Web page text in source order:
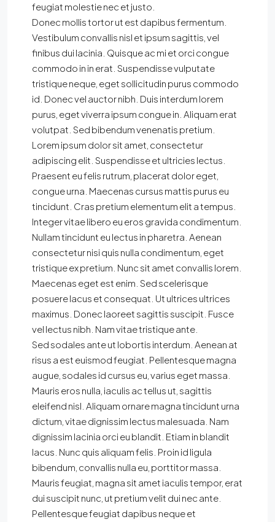
feugiat molestie nec et justo.
Donec mollis tortor ut est dapibus fermentum.
Vestibulum convallis nisl et ipsum sagittis, vel
finibus dui lacinia. Quisque ac mi et orci congue
commodo in in erat. Suspendisse vulputate
tristique neque, eget sollicitudin purus commodo
id. Donec vel auctor nibh. Duis interdum lorem
purus, eget viverra ipsum congue in. Aliquam erat
volutpat. Sed bibendum venenatis pretium.
Lorem ipsum dolor sit amet, consectetur
adipiscing elit. Suspendisse et ultricies lectus.
Praesent eu felis rutrum, placerat dolor eget,
congue urna. Maecenas cursus mattis purus eu
tincidunt. Cras pretium elementum elit a tempus.
Integer vitae libero eu eros gravida condimentum.
Nullam tincidunt eu lectus in pharetra. Aenean
consectetur nisi quis nulla condimentum, eget
tristique ex pretium. Nunc sit amet convallis lorem.
Maecenas eget est enim. Sed scelerisque
posuere lacus et consequat. Ut ultrices ultrices
maximus. Donec laoreet sagittis suscipit. Fusce
vel lectus nibh. Nam vitae tristique ante.
Sed sodales ante ut lobortis interdum. Aenean at
risus a est euismod feugiat. Pellentesque magna
augue, sodales id cursus eu, varius eget massa.
Mauris eros nulla, iaculis ac tellus ut, sagittis
eleifend nisl. Aliquam ornare magna tincidunt urna
dictum, vitae dignissim lectus malesuada. Nam
dignissim lacinia orci eu blandit. Etiam in blandit
lacus. Nunc quis aliquam felis. Proin id ligula
bibendum, convallis nulla eu, porttitor massa.
Mauris feugiat, magna sit amet iaculis tempor, erat
dui suscipit nunc, ut pretium velit dui nec ante.
Pellentesque feugiat dapibus neque et